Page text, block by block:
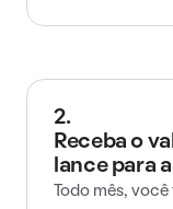
2.
Receba o
lance para
Todo mês,